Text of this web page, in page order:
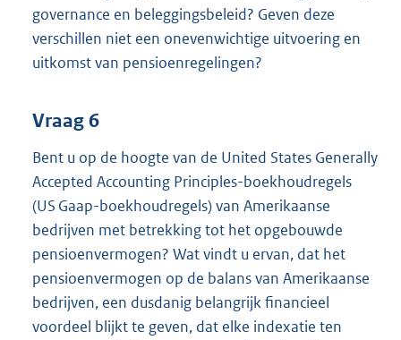
governance en beleggingsbeleid? Geven deze
verschillen niet een onevenwichtige uitvoering en
uitkomst van pensioenregelingen?
Vraag 6
Bent u op de hoogte van de United States Generally
Accepted Accounting Principles-boekhoudregels
(US Gaap-boekhoudregels) van Amerikaanse
bedrijven met betrekking tot het opgebouwde
pensioenvermogen? Wat vindt u ervan, dat het
pensioenvermogen op de balans van Amerikaanse
bedrijven, een dusdanig belangrijk financieel
voordeel blijkt te geven, dat elke indexatie ten